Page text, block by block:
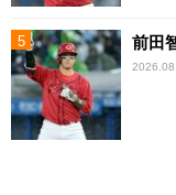
前田